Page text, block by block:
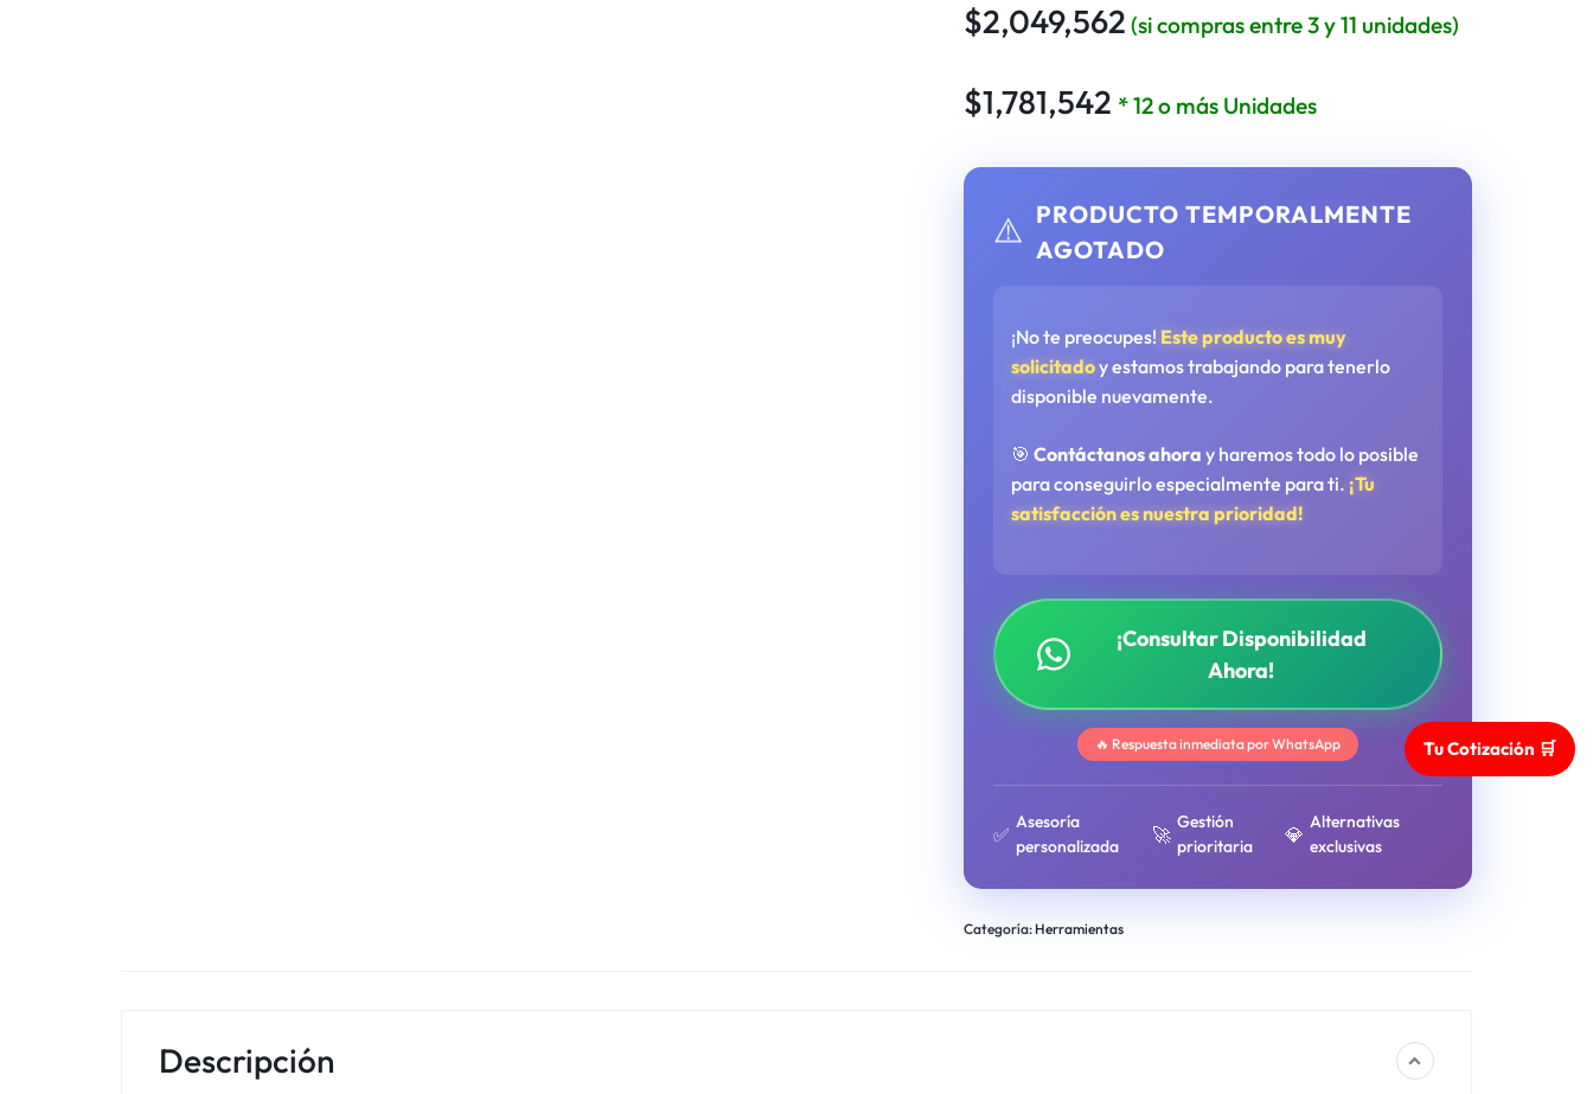
$2,049,562 (si compras entre 3 y 11 unidades)
$1,781,542 * 12 o más Unidades
⚠️ PRODUCTO TEMPORALMENTE
AGOTADO
¡No te preocupes! Este producto es muy
solicitadoy estamos trabajando para tenerlo
disponible nuevamente.
🎯Contáctanos ahora y haremos todo lo posible
para conseguirlo especialmente para ti. ¡Tu
satisfacción es nuestra prioridad!
¡Consultar Disponibilidad
Ahora!
🔥 Respuesta inmediata por WhatsApp
✅
Asesoría
personalizada
🚀
Gestión
prioritaria
💎
Alternativas
exclusivas
Categoría: Herramientas
Descripción
Tu Cotización 🛒